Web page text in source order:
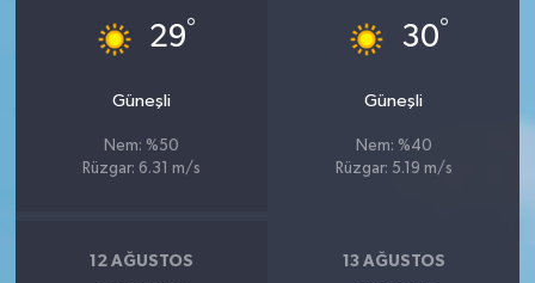
29°
Güneşli
Nem: %50
Rüzgar: 6.31 m/s
30°
Güneşli
Nem: %40
Rüzgar: 5.19 m/s
12 AĞUSTOS 13 AĞUSTOS